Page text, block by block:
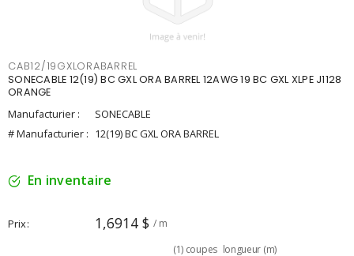
CAB12/19GXLORABARREL
SONECABLE 12(19) BC GXL ORA BARREL 12AWG 19 BC GXL XLPE J1128
ORANGE
Manufacturier :
SONECABLE
# Manufacturier : 12(19) BC GXL ORA BARREL
En inventaire
Prix 1,6914 $ / m
(1) coupes longueur (m)